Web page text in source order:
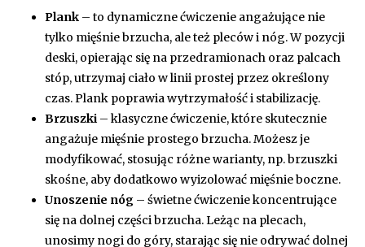
Plank – to dynamiczne ćwiczenie angażujące nie
tylko mięśnie brzucha, ale też pleców i nóg. W pozycji
deski, opierając się na przedramionach oraz palcach
stóp, utrzymaj ciało w linii prostej przez określony
czas. Plank poprawia wytrzymałość i stabilizację.
Brzuszki – klasyczne ćwiczenie, które skutecznie
angażuje mięśnie prostego brzucha. Możesz je
modyfikować, stosując różne warianty, np. brzuszki
skośne, aby dodatkowo wyizolować mięśnie boczne.
Unoszenie nóg – świetne ćwiczenie koncentrujące
się na dolnej części brzucha. Leżąc na plecach,
unosimy nogi do góry, starając się nie odrywać dolnej